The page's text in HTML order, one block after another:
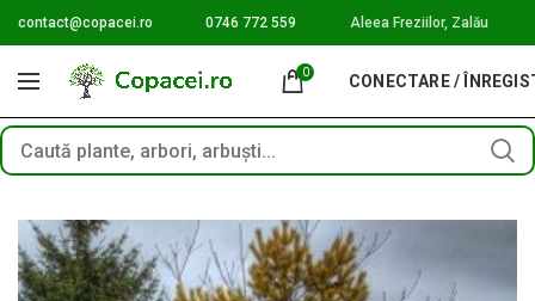
contact@copacei.ro 0746 772 559 Aleea Freziilor, Zalău
0 CONECTARE /